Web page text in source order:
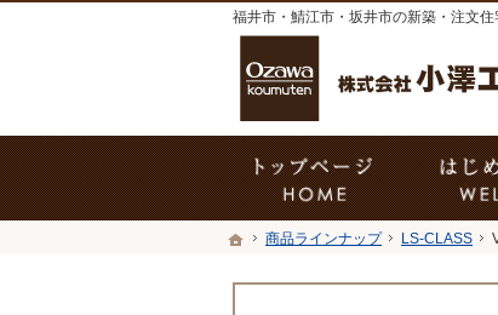
ホーム
商品ラインナップ LS-CLASS
福井市・鯖江市・坂井市の新築・注文
ホーム